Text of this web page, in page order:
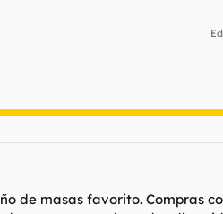
de masas favorito. Compras